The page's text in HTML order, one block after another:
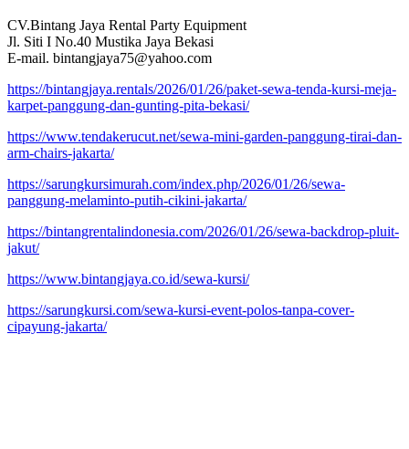
CV.Bintang Jaya Rental Party Equipment
Jl. Siti I No.40 Mustika Jaya Bekasi
E-mail. bintangjaya75@yahoo.com
https://bintangjaya.rentals/2026/01/26/paket-sewa-tenda-kursi-meja-
karpet-panggung-dan-gunting-pita-bekasi/
https://www.tendakerucut.net/sewa-mini-garden-panggung-tirai-dan-
arm-chairs-jakarta/
https://sarungkursimurah.com/index.php/2026/01/26/sewa-
panggung-melaminto-putih-cikini-jakarta/
https://bintangrentalindonesia.com/2026/01/26/sewa-backdrop-pluit-
jakut/
https://www.bintangjaya.co.id/sewa-kursi/
https://sarungkursi.com/sewa-kursi-event-polos-tanpa-cover-
cipayung-jakarta/